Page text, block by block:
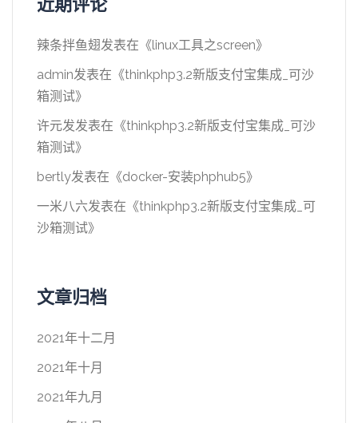
辣条拌鱼翅发表在《linux工具之screen》
admin发表在《thinkphp3.2新版支付宝集成_可沙
箱测试》
许元发发表在《thinkphp3.2新版支付宝集成_可沙
箱测试》
bertly发表在《docker-安装phphub5》
一米八六发表在《thinkphp3.2新版支付宝集成_可
沙箱测试》
文章归档
2021年十二月
2021年十月
2021年九月